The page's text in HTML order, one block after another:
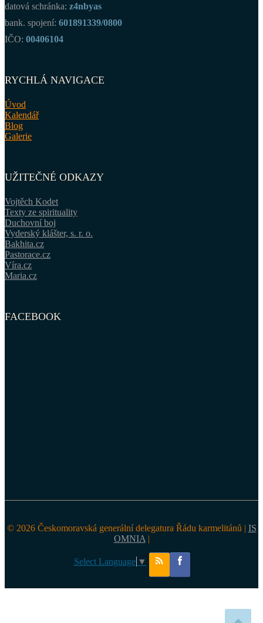
datová schránka: z4nbyas
bank. spojení: 601891339/0800
IČO: 00406104
RYCHLÁ NAVIGACE
Úvod
Kalendář
Blog
Galerie
UŽITEČNÉ ODKAZY
Vojtěch Kodet
Texty ze spirituality
Duchovní boj
Vyderský klášter, s. r. o.
Bakhita.cz
Pastorace.cz
Víra.cz
Maria.cz
FACEBOOK
© 2026 Českomoravská generální delegatura Řádu karmelitánů | IS
OMNIA |
Select Language ▼